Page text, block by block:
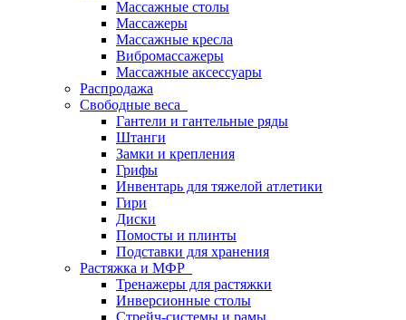
Массажные столы
Массажеры
Массажные кресла
Вибромассажеры
Массажные аксессуары
Распродажа
Свободные веса
Гантели и гантельные ряды
Штанги
Замки и крепления
Грифы
Инвентарь для тяжелой атлетики
Гири
Диски
Помосты и плинты
Подставки для хранения
Растяжка и МФР
Тренажеры для растяжки
Инверсионные столы
Стрейч-системы и рамы